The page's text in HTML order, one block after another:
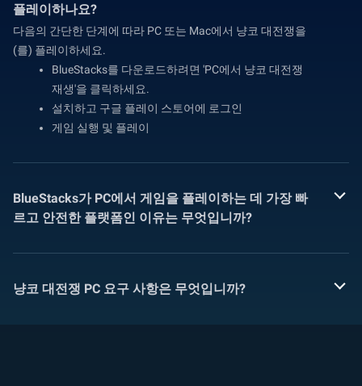
플레이하나요?
다음의 간단한 단계에 따라 PC 또는 Mac에서 냥코 대전쟁을
(를) 플레이하세요.
BlueStacks를 다운로드하려면 'PC에서 냥코 대전쟁
재생'을 클릭하세요.
설치하고 구글 플레이 스토어에 로그인
게임 실행 및 플레이
BlueStacks가 PC에서 게임을 플레이하는 데 가장 빠
르고 안전한 플랫폼인 이유는 무엇입니까?
냥코 대전쟁 PC 요구 사항은 무엇입니까?